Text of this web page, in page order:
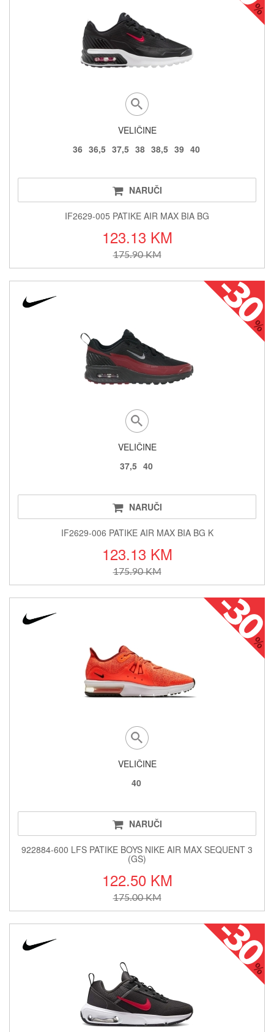
VELIČINE
36 36,5 37,5 38 38,5 39 40
NARUČI
IF2629-005 PATIKE AIR MAX BIA BG
123.13 KM
175.90 KM
VELIČINE
37,5 40
NARUČI
IF2629-006 PATIKE AIR MAX BIA BG K
123.13 KM
175.90 KM
VELIČINE
40
NARUČI
922884-600 LFS PATIKE BOYS NIKE AIR MAX SEQUENT 3
(GS)
122.50 KM
175.00 KM